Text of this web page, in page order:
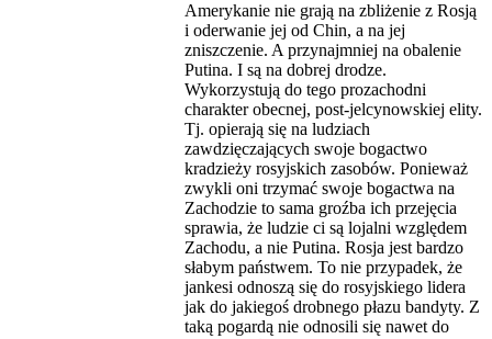
Amerykanie nie grają na zbliżenie z Rosją
i oderwanie jej od Chin, a na jej
zniszczenie. A przynajmniej na obalenie
Putina. I są na dobrej drodze.
Wykorzystują do tego prozachodni
charakter obecnej, post-jelcynowskiej elity.
Tj. opierają się na ludziach
zawdzięczających swoje bogactwo
kradzieży rosyjskich zasobów. Ponieważ
zwykli oni trzymać swoje bogactwa na
Zachodzie to sama groźba ich przejęcia
sprawia, że ludzie ci są lojalni względem
Zachodu, a nie Putina. Rosja jest bardzo
słabym państwem. To nie przypadek, że
jankesi odnoszą się do rosyjskiego lidera
jak do jakiegoś drobnego płazu bandyty. Z
taką pogardą nie odnosili się nawet do